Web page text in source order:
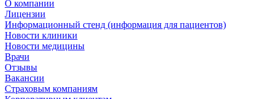
О компании
Лицензии
Информационный стенд (информация для пациентов)
Новости клиники
Новости медицины
Врачи
Отзывы
Вакансии
Страховым компаниям